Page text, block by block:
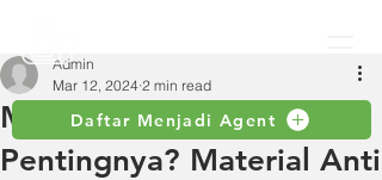
Daftar Menjadi Agent
Menganal Apa
Pentingnya? Material Anti
Admin
Mar 12, 2024 2 min read